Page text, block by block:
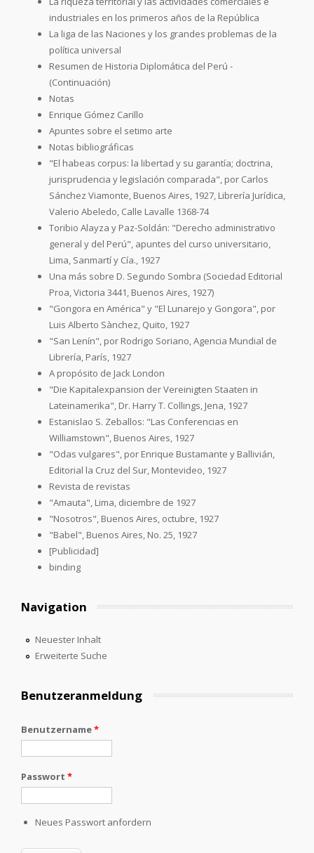
industriales en los primeros años de la República
La liga de las Naciones y los grandes problemas de la
política universal
Resumen de Historia Diplomática del Perú -
(Continuación)
Notas
Enrique Gómez Carillo
Apuntes sobre el setimo arte
Notas bibliográficas
"El habeas corpus: la libertad y su garantía; doctrina,
jurisprudencia y legislación comparada", por Carlos
Sánchez Viamonte, Buenos Aires, 1927, Librería Jurídica,
Valerio Abeledo, Calle Lavalle 1368-74
Toribio Alayza y Paz-Soldán: "Derecho administrativo
general y del Perú", apuntes del curso universitario,
Lima, Sanmartí y Cía., 1927
Una más sobre D. Segundo Sombra (Sociedad Editorial
Proa, Victoria 3441, Buenos Aires, 1927)
"Gongora en América" y "El Lunarejo y Gongora", por
Luis Alberto Sànchez, Quito, 1927
"San Lenín", por Rodrigo Soriano, Agencia Mundial de
Librería, París, 1927
A propósito de Jack London
"Die Kapitalexpansion der Vereinigten Staaten in
Lateinamerika", Dr. Harry T. Collings, Jena, 1927
Estanislao S. Zeballos: "Las Conferencias en
Williamstown", Buenos Aires, 1927
"Odas vulgares", por Enrique Bustamante y Ballivián,
Editorial la Cruz del Sur, Montevideo, 1927
Revista de revistas
"Amauta", Lima, diciembre de 1927
"Nosotros", Buenos Aires, octubre, 1927
"Babel", Buenos Aires, No. 25, 1927
[Publicidad]
binding
Navigation
Neuester Inhalt
Erweiterte Suche
Benutzeranmeldung
Benutzername*
Passwort *
Neues Passwort anfordern